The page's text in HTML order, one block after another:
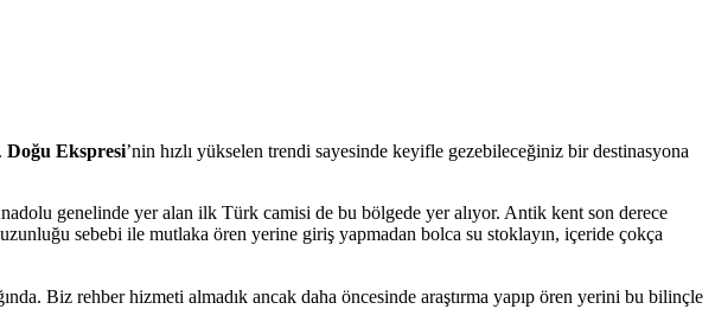
. Doğu Ekspresi’nin hızlı yükselen trendi sayesinde keyifle gezebileceğiniz bir destinasyona
genelinde yer alan ilk Türk camisi de bu bölgede yer alıyor. Antik kent son derece
sebebi ile mutlaka ören yerine giriş yapmadan bolca su stoklayın, içeride çokça
Biz rehber hizmeti almadık ancak daha öncesinde araştırma yapıp ören yerini bu bilinçle